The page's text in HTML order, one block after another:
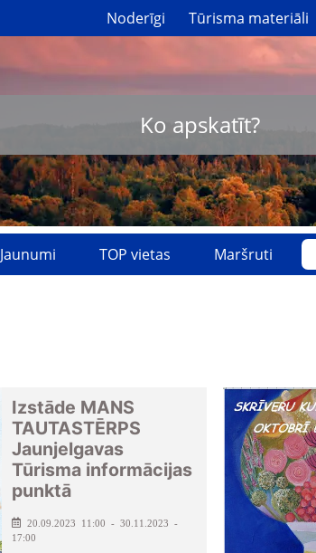
Noderīgi Tūrisma materiāli
Ko apskatīt?
Jaunumi TOP vietas Maršruti
Izstāde MANS
TAUTASTĒRPS
Jaunjelgavas
Tūrisma informācijas
punktā
20.09.2023 11:00 - 30.11.2023 -
17:00